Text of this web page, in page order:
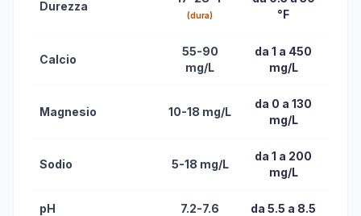
Durezza
(dura)
°F
Calcio
55-90
mg/L
da 1 a 450
mg/L
Magnesio 10-18 mg/L
da 0 a 130
mg/L
Sodio 5-18 mg/L
da 1 a 200
mg/L
pH 7.2-7.6 da 5.5 a 8.5